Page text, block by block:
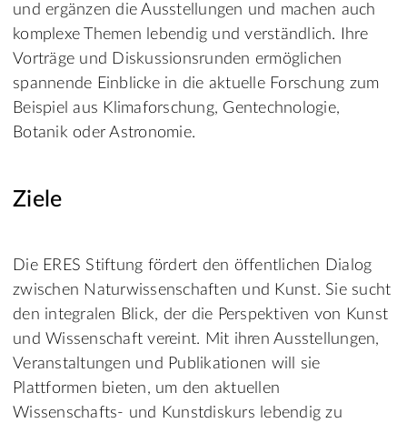
und ergänzen die Ausstellungen und machen auch
komplexe Themen lebendig und verständlich. Ihre
Vorträge und Diskussionsrunden ermöglichen
spannende Einblicke in die aktuelle Forschung zum
Beispiel aus Klimaforschung, Gentechnologie,
Botanik oder Astronomie.
Ziele
Die ERES Stiftung fördert den öffentlichen Dialog
zwischen Naturwissenschaften und Kunst. Sie sucht
den integralen Blick, der die Perspektiven von Kunst
und Wissenschaft vereint. Mit ihren Ausstellungen,
Veranstaltungen und Publikationen will sie
Plattformen bieten, um den aktuellen
Wissenschafts- und Kunstdiskurs lebendig zu